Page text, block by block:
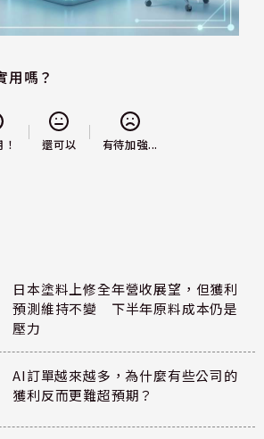
用嗎？
還可以 有待加強...
日本塗料上修全年營收展望，但獲利
預測維持不變 下半年原料成本仍是
壓力
AI訂單越來越多，為什麼有些公司的
獲利反而更難超預期？